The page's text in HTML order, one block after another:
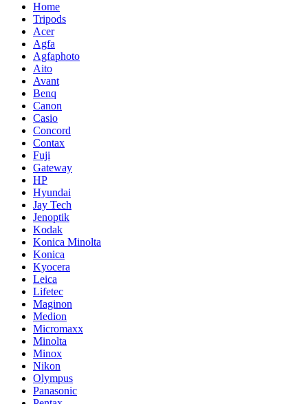
Home
Tripods
Acer
Agfa
Agfaphoto
Aito
Avant
Benq
Canon
Casio
Concord
Contax
Fuji
Gateway
HP
Hyundai
Jay Tech
Jenoptik
Kodak
Konica Minolta
Konica
Kyocera
Leica
Lifetec
Maginon
Medion
Micromaxx
Minolta
Minox
Nikon
Olympus
Panasonic